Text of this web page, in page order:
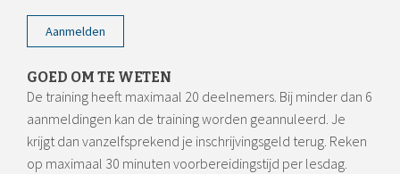
Aanmelden
GOED OM TE WETEN
De training heeft maximaal 20 deelnemers. Bij minder dan 6
aanmeldingen kan de training worden geannuleerd. Je
krijgt dan vanzelfsprekend je inschrijvingsgeld terug. Reken
op maximaal 30 minuten voorbereidingstijd per lesdag.